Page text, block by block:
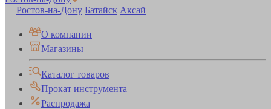
Ростов-на-Дону Батайск Аксай
О компании
Магазины
Каталог товаров
Прокат инструмента
Распродажа